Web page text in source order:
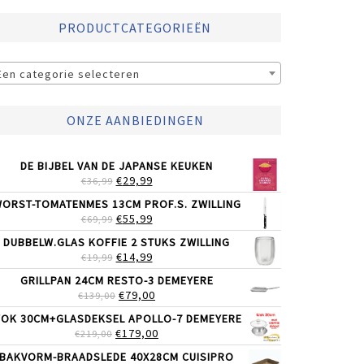
PRODUCTCATEGORIEËN
categorie selecteren
ONZE AANBIEDINGEN
DE BIJBEL VAN DE JAPANSE KEUKEN
€36,99 OORSPRONKELIJKE
PRIJS
WAS:
€36,99.
€29,99HUIDIGE
PRIJS
IS:
€29,99.
TOMATENMES 13CM PROF.S. ZWILLING
€69,99 OORSPRONKELIJKE
PRIJS
WAS:
€69,99.
€55,99HUIDIGE
PRIJS
IS:
€55,99.
DUBBELW.GLAS KOFFIE 2 STUKS ZWILLING
€19,99 OORSPRONKELIJKE
PRIJS
WAS:
€19,99.
€14,99HUIDIGE
PRIJS
IS:
€14,99.
GRILLPAN 24CM RESTO-3 DEMEYERE
€139,00 OORSPRONKELIJKE
PRIJS
WAS:
€139,00.
€79,00
PRIJS
IS:
€79,00.
30CM+GLASDEKSEL APOLLO-7 DEMEYERE
€219,00 OORSPRONKELIJKE
PRIJS
€179,00
PRIJS
BAKVORM-BRAADSLEDE 40X28CM CUISIPRO